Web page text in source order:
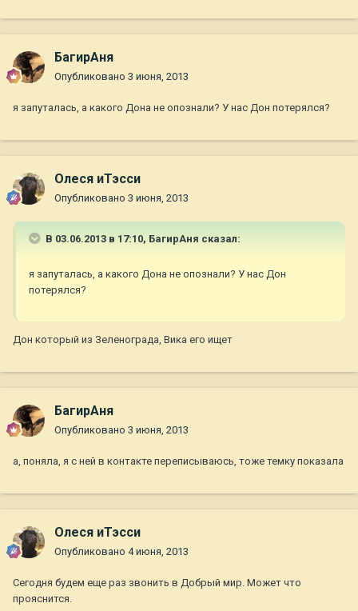
БагирАня
Опубликовано 3 июня, 2013
я запуталась, а какого Дона не опознали? У нас Дон потерялся?
Олеся иТэсси
Опубликовано 3 июня, 2013
В 03.06.2013 в 17:10, БагирАня сказал:
я запуталась, а какого Дона не опознали? У нас Дон
потерялся?
Дон который из Зеленограда, Вика его ищет
БагирАня
Опубликовано 3 июня, 2013
а, поняла, я с ней в контакте переписываюсь, тоже темку показала
Олеся иТэсси
Опубликовано 4 июня, 2013
Сегодня будем еще раз звонить в Добрый мир. Может что
прояснится.